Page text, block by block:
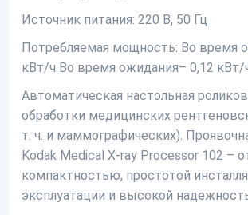
Источник питания: 220 В, 50 Гц
Потребляемая мощность: Во время
кВт/ч Во время ожидания– 0,12 кВт/
Автоматическая настольная
обработки медицинских
т. ч. и маммографических).
Kodak Medical X-ray Рrocessor 102 –
компактностью, простотой
эксплуатации и высокой